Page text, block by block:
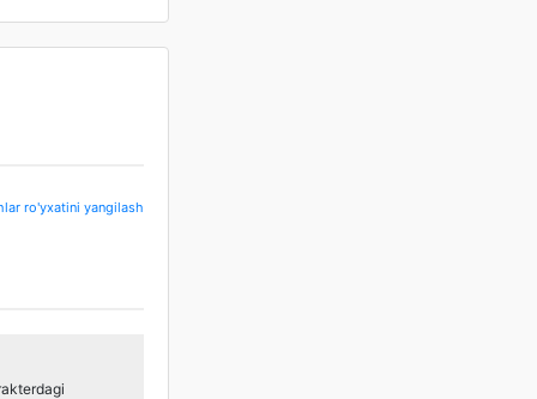
ro'yxatini yangilash